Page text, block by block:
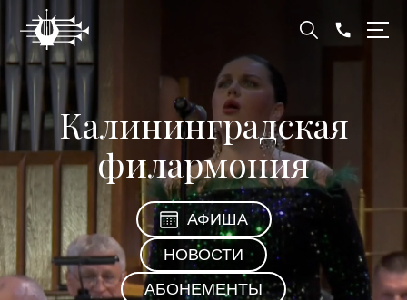
Калининградская
филармония
АФИША
НОВОСТИ
АБОНЕМЕНТЫ